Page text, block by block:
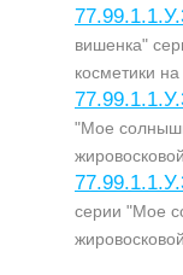
вишенка"
косметики
"Мое
серии "Мое